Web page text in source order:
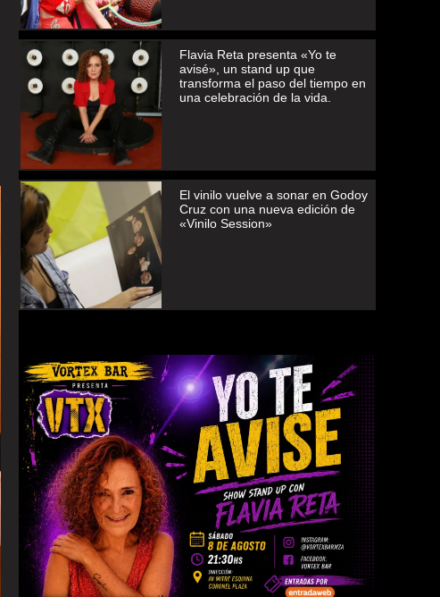
Flavia Reta presenta «Yo te
avisé», un stand up que
transforma el paso del tiempo en
una celebración de la vida.
El vinilo vuelve a sonar en Godoy
Cruz con una nueva edición de
«Vinilo Session»